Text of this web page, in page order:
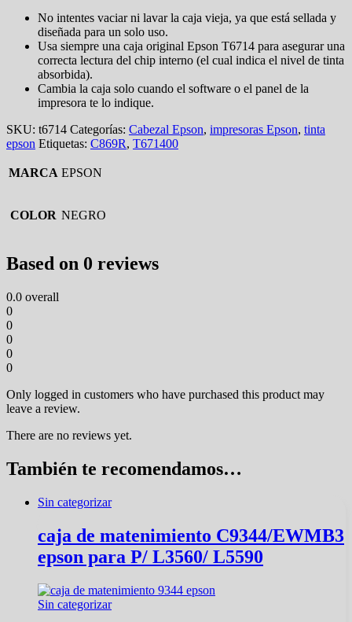
No intentes vaciar ni lavar la caja vieja, ya que está sellada y
diseñada para un solo uso.
Usa siempre una caja original Epson T6714 para asegurar una
correcta lectura del chip interno (el cual indica el nivel de tinta
absorbida).
Cambia la caja solo cuando el software o el panel de la
impresora te lo indique.
SKU: t6714 Categorías: Cabezal Epson, impresoras Epson, tinta
epson Etiquetas: C869R, T671400
MARCA EPSON
COLOR NEGRO
Based on 0 reviews
0.0 overall
0
0
0
0
0
Only logged in customers who have purchased this product may
leave a review.
There are no reviews yet.
También te recomendamos…
Sin categorizar
caja de matenimiento C9344/EWMB3
epson para P/ L3560/ L5590
Sin categorizar